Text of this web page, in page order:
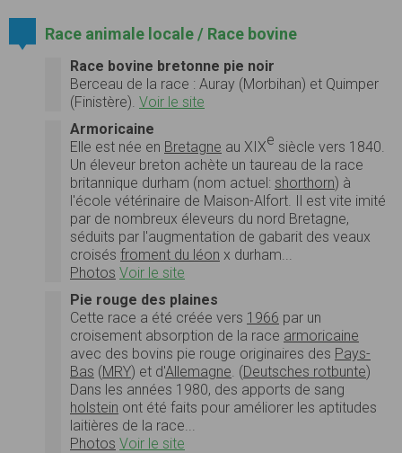
Race animale locale / Race bovine
Race bovine bretonne pie noir
Berceau de la race : Auray (Morbihan) et Quimper
(Finistère). Voir le site
Armoricaine
Elle est née en Bretagne au XIXe siècle vers 1840.
Un éleveur breton achète un taureau de la race
britannique durham (nom actuel: shorthorn) à
l'école vétérinaire de Maison-Alfort. Il est vite imité
par de nombreux éleveurs du nord Bretagne,
séduits par l'augmentation de gabarit des veaux
croisés froment du léon x durham...
Photos Voir le site
Pie rouge des plaines
Cette race a été créée vers 1966 par un
croisement absorption de la race armoricaine
avec des bovins pie rouge originaires des Pays-
Bas (MRY) et d'Allemagne . (Deutsches rotbunte)
Dans les années 1980, des apports de sang
holstein ont été faits pour améliorer les aptitudes
laitières de la race...
Photos Voir le site